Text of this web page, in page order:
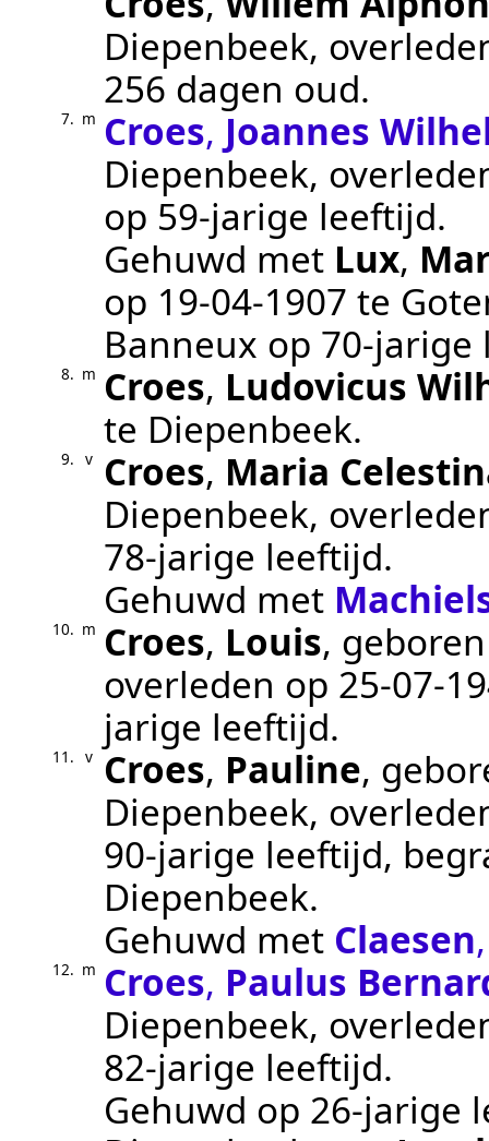
Diepenbeek,
256 dagen oud.
7. m Croes, Joannes
Diepenbeek,
op 59-jarige leeftijd.
Gehuwd met Lux,
op 19‑04‑1907 te
Banneux op 70-jarige
8. m Croes, Ludovicus
te Diepenbeek.
9. v Croes, Maria
Diepenbeek,
78-jarige leeftijd.
Gehuwd met
10. m Croes, Louis,
overleden op
jarige leeftijd.
11. v Croes, Pauline,
Diepenbeek,
90-jarige leeftijd,
Diepenbeek.
Gehuwd met Claesen
12. m Croes, Paulus
Diepenbeek,
82-jarige leeftijd.
Gehuwd op 26-jarige